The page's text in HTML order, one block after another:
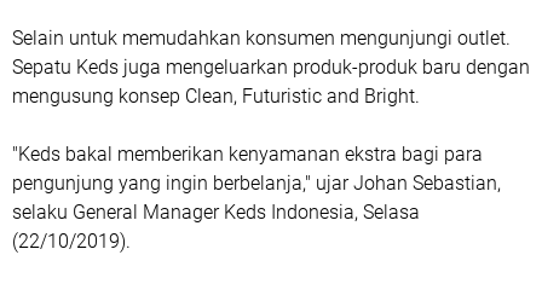
Selain untuk memudahkan konsumen mengunjungi outlet.
Sepatu Keds juga mengeluarkan produk-produk baru dengan
mengusung konsep Clean, Futuristic and Bright.
"Keds bakal memberikan kenyamanan ekstra bagi para
pengunjung yang ingin berbelanja," ujar Johan Sebastian,
selaku General Manager Keds Indonesia, Selasa
(22/10/2019).